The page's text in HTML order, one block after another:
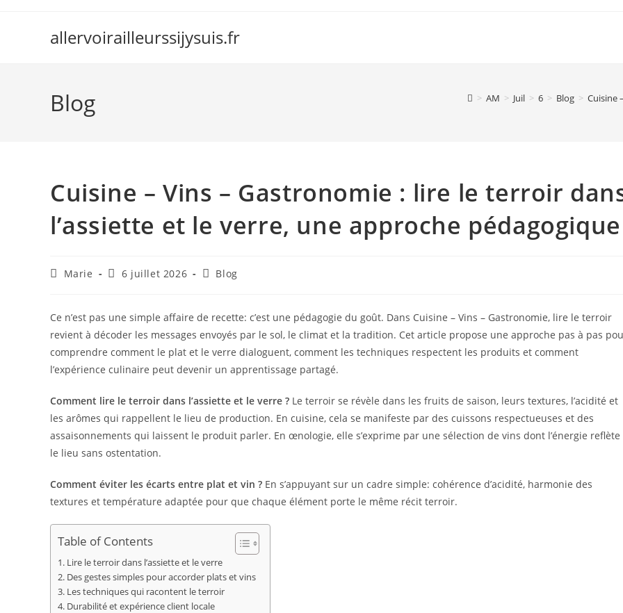
allervoirailleurssijysuis.fr
Blog > AM > Juil > 6 > Blog > Cuisine
Cuisine – Vins – Gastronomie : lire le terroir
l’assiette et le verre, une approche pédagogique
Auteur/autrice
publication :
Marie
Publication
6 juillet 2026
PostBlog
Ce n’est pas une simple affaire de recette: c’est une pédagogie du goût. Dans Cuisine – Vins – Gastronomie, lire le terroir
revient à décoder les messages envoyés par le sol, le climat et la tradition. Cet article propose une approche pas à pas
comprendre comment le plat et le verre dialoguent, comment les techniques respectent les produits et comment
l’expérience culinaire peut devenir un apprentissage partagé.
Comment lire le terroir dans l’assiette et le verre ? Le terroir se révèle dans les fruits de saison, leurs textures, l’acidité et
les arômes qui rappellent le lieu de production. En cuisine, cela se manifeste par des cuissons respectueuses et des
assaisonnements qui laissent le produit parler. En œnologie, elle s’exprime par une sélection de vins dont l’énergie reflète
le lieu sans ostentation.
Comment éviter les écarts entre plat et vin ? En s’appuyant sur un cadre simple: cohérence d’acidité, harmonie des
textures et température adaptée pour que chaque élément porte le même récit terroir.
Table of Contents
Lire le terroir dans l’assiette et le verre
Des gestes simples pour accorder plats et vins
Les techniques qui racontent le terroir
Durabilité et expérience client locale